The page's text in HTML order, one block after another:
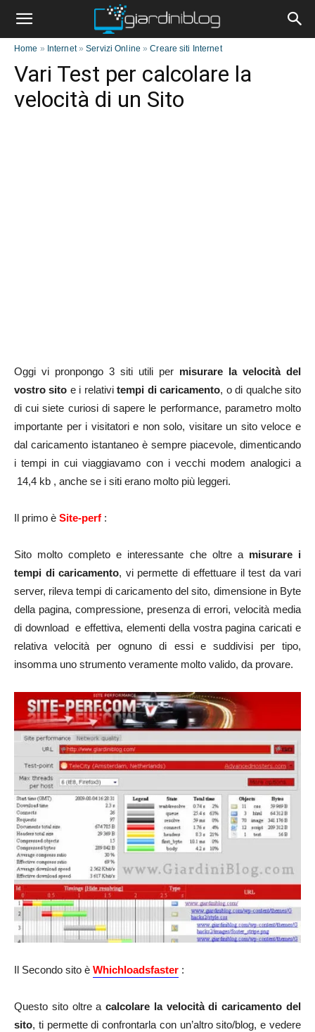
Home » Internet»Servizi Online »Creare siti Internet
Vari Test per calcolare la
velocità di un Sito
Oggi vi pronpongo 3 siti utili per misurare la velocità del
vostro sito e i relativitempi di caricamento, o di qualche sito
di cui siete curiosi di sapere le performance, parametro molto
importante per i visitatori e non solo, visitare un sito veloce e
dal caricamento istantaneo è sempre piacevole, dimenticando
i tempi in cui viaggiavamo con i vecchi modem analogici a
14,4 kb , anche se i siti erano molto più leggeri.
Il primo è Site-perf :
Sito molto completo e interessante che oltre a misurare i
tempi di caricamento, vi permette di effettuare il test da vari
server, rileva tempi di caricamento del sito, dimensione in Byte
della pagina, compressione, presenza di errori, velocità media
di download e effettiva, elementi della vostra pagina caricati e
relativa velocità per ognuno di essi e suddivisi per tipo,
insomma uno strumento veramente molto valido, da provare.
Il Secondo sito è Whichloadsfaster :
Questo sito oltre acalcolare la velocità di caricamento del
sito, ti permette di confrontarla con un’altro sito/blog, e vedere